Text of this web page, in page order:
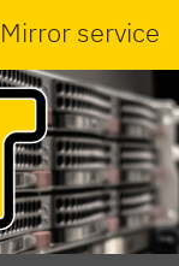
Mirror service